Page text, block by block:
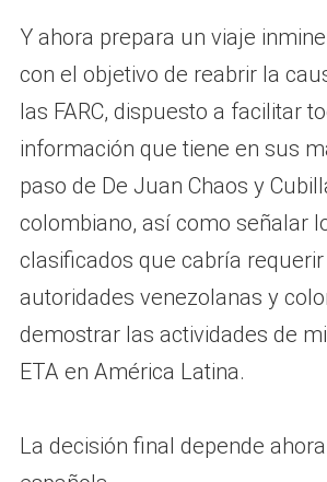
Y ahora prepara un viaje
con el objetivo de reabrir la
las FARC, dispuesto a facilitar
información que tiene en sus
paso de De Juan Chaos y
colombiano, así como señalar
clasificados que cabría
autoridades venezolanas y
demostrar las actividades de
ETA en América Latina.
La decisión final depende